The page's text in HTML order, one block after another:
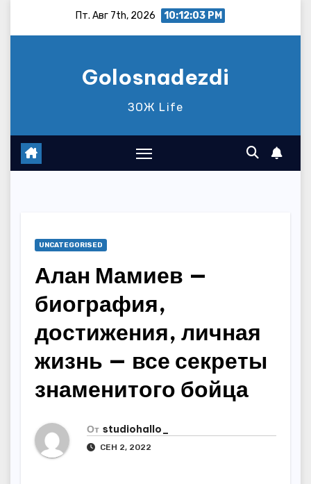
Пт. Авг 7th, 2026 10:12:04 PM
Golosnadezdi
ЗОЖ Life
UNCATEGORISED
Алан Мамиев —
биография,
достижения, личная
жизнь — все секреты
знаменитого бойца
От studiohallo_
СЕН 2, 2022